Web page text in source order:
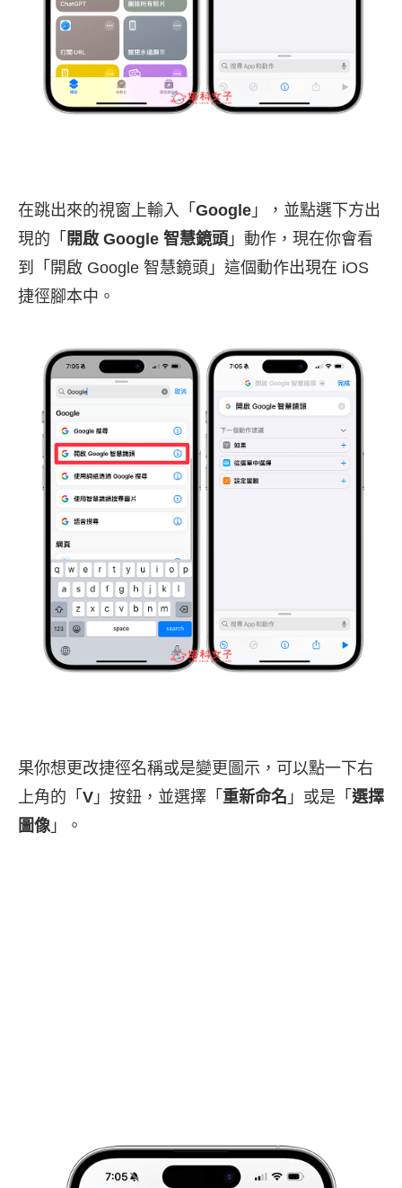
在跳出來的視窗上輸入「 Google 」，並點選下方出
現的「 開啟 Google 智慧鏡頭 」動作，現在你會看
到「開啟 Google 智慧鏡頭」這個動作出現在 iOS
捷徑腳本中。
果你想更改捷徑名稱或是變更圖示，可以點一下右
上角的「 V 」按鈕，並選擇「 重新命名 」或是「 選擇
圖像 」。